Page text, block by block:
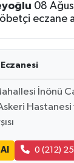
08
eczane
İnönü
Hastanesi
0 (212)